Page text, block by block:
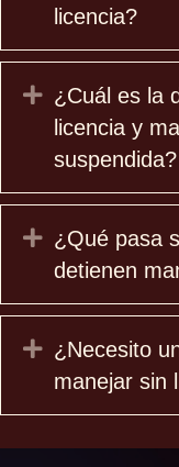
licencia?
Expand
¿Cuál es la
licencia y
suspendida?
Expand
¿Qué pasa
detienen
Expand
¿Necesito
manejar sin